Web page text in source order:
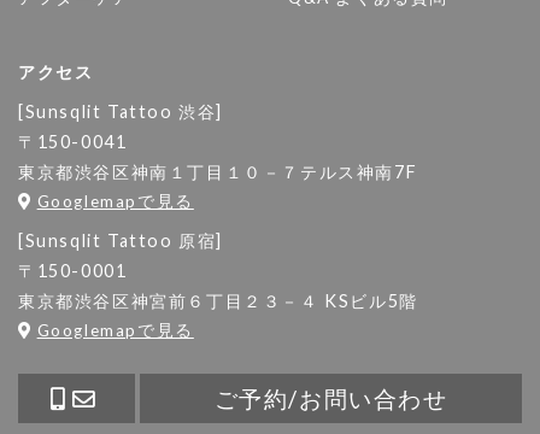
アクセス
[Sunsqlit Tattoo 渋谷]
〒150-0041
東京都渋谷区神南１丁目１０－７テルス神南7F
Googlemapで見る
[Sunsqlit Tattoo 原宿]
〒150-0001
東京都渋谷区神宮前６丁目２３－４ KSビル5階
Googlemapで見る
ご予約/お問い合わせ